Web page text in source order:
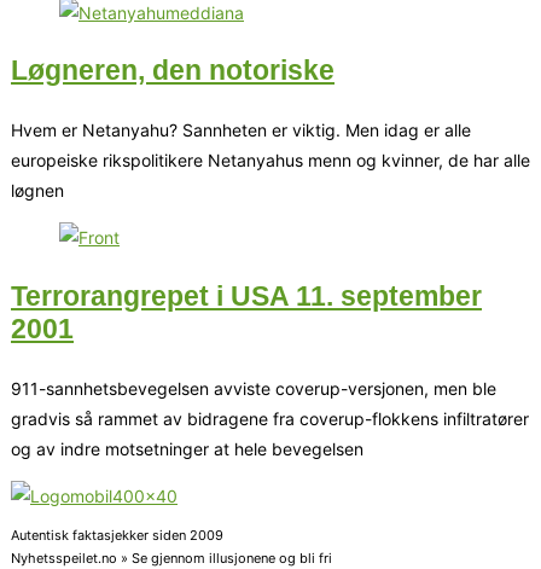
Løgneren, den notoriske
Hvem er Netanyahu? Sannheten er viktig. Men idag er alle
europeiske rikspolitikere Netanyahus menn og kvinner, de har alle
løgnen
Terrorangrepet i USA 11. september
2001
911-sannhetsbevegelsen avviste coverup-versjonen, men ble
gradvis så rammet av bidragene fra coverup-flokkens infiltratører
og av indre motsetninger at hele bevegelsen
Autentisk faktasjekker siden 2009
Nyhetsspeilet.no » Se gjennom illusjonene og bli fri